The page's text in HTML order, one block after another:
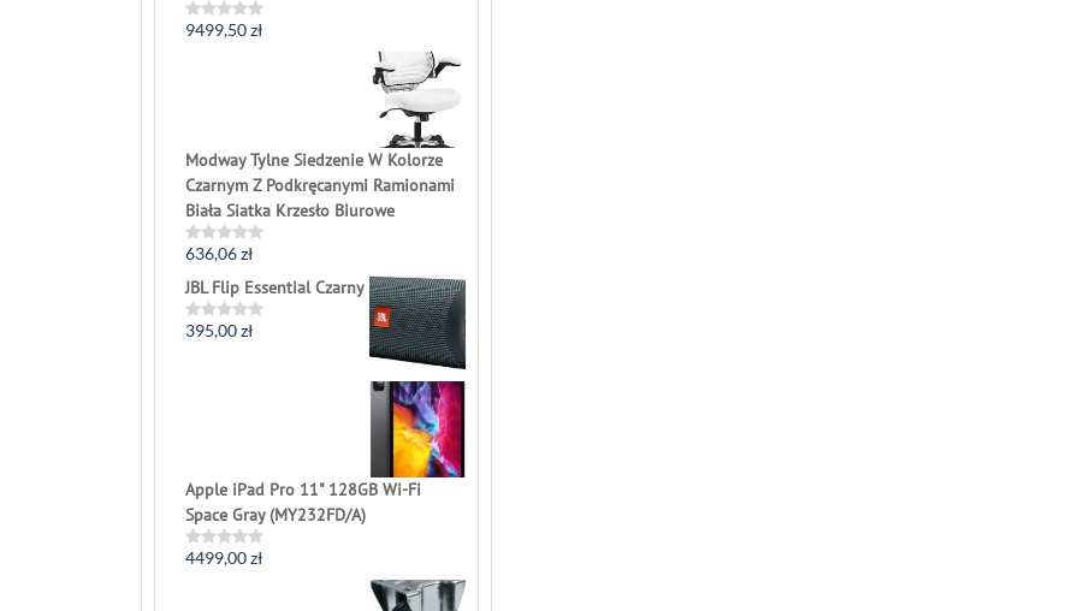
Rated
9499,50zł
Modway Tylne Siedzenie W Kolorze
Czarnym Z Podkręcanymi Ramionami
Biała Siatka Krzesło Biurowe
Rated
out
of
5
636,06zł
JBL Flip Essential Czarny
Rated
395,00zł
Apple iPad Pro 11" 128GB Wi-Fi
Space Gray (MY232FD/A)
Rated
4499,00zł